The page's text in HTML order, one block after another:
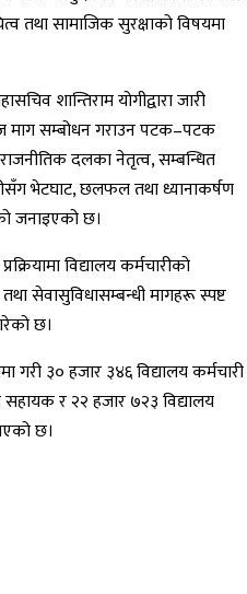
तथा सामाजिक सुरक्षाको विषयमा
शान्तिराम योगीद्वारा जारी
माग सम्बोधन गराउन पटक–पटक
राजनीतिक दलका नेतृत्व, सम्बन्धित
भेटघाट, छलफल तथा ध्यानाकर्षण
जनाइएको छ।
विद्यालय कर्मचारीको
सेवासुविधासम्बन्धी मागहरू स्पष्ट
छ।
गरी ३० हजार ३४६ विद्यालय कर्मचारी
र २२ हजार ७२३ विद्यालय
छ।